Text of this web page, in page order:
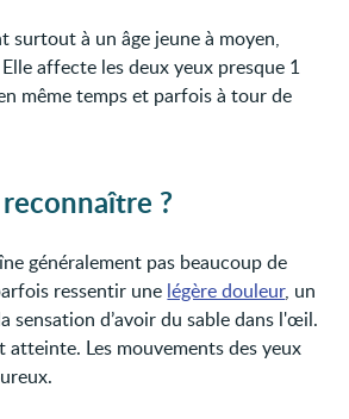
surtout à un âge jeune à moyen,
affecte les deux yeux presque 1
même temps et parfois à tour de
?
généralement pas beaucoup de
ressentir une légère douleur, un
sensation d’avoir du sable dans l'œil.
atteinte. Les mouvements des yeux